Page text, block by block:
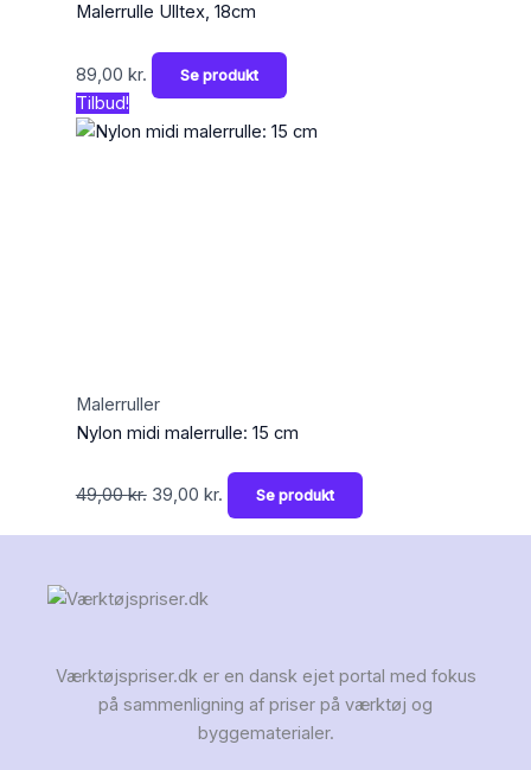
Malerrulle Ulltex, 18cm
89,00 kr. Se produkt
Tilbud!
Malerruller
Nylon midi malerrulle: 15 cm
49,00kr. 39,00 kr. Se produkt
Værktøjspriser.dk er en dansk ejet portal med fokus
på sammenligning af priser på værktøj og
byggematerialer.